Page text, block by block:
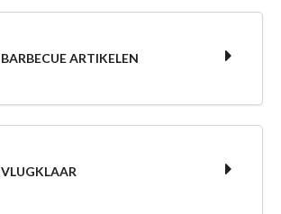
BARBECUE ARTIKELEN
VLUGKLAAR